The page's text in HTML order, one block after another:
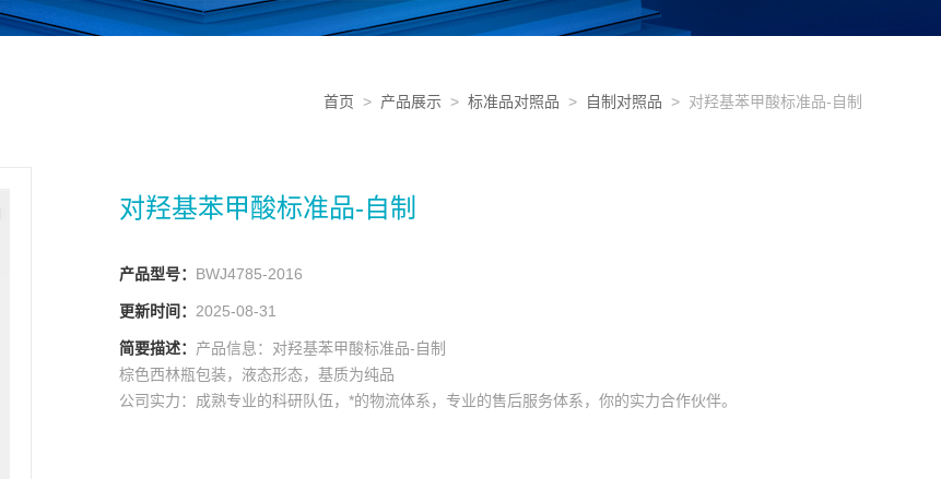
首页 > 产品展示 > 标准品对照品 > 自制对照品 > 对羟基苯甲酸标准品-自制
对羟基苯甲酸标准品-自制
产品型号： BWJ4785-2016
更新时间： 2025-08-31
简要描述： 产品信息：对羟基苯甲酸标准品-自制
棕色西林瓶包装，液态形态，基质为纯品
公司实力：成熟专业的科研队伍，*的物流体系，专业的售后服务体系，你的实力合作伙伴。